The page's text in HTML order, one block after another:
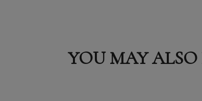
YOU MAY ALSO